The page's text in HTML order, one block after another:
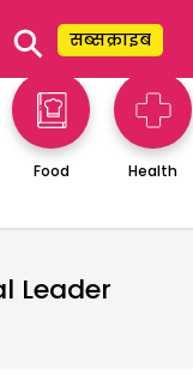
⚲ सब्सक्राइब
Food Health
Leader